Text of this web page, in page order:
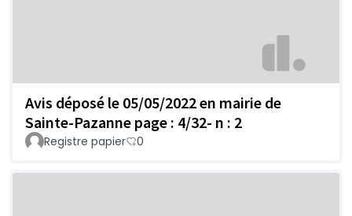
Avis déposé le 05/05/2022 en mairie de
Sainte-Pazanne page : 4/32- n : 2
Registre papier 0